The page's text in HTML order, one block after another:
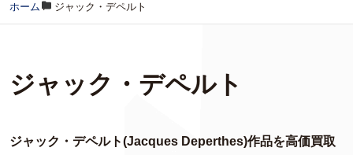
ホーム / ジャック・デペルト
ジャック・デペルト
ジャック・デペルト(Jacques Deperthes)作品を高価買取